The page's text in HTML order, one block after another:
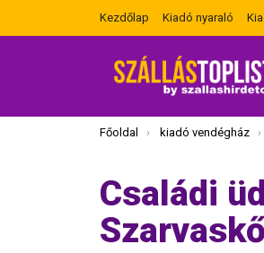
Kezdőlap Kiadó nyaraló
Itt vagy most:
Főoldal kiadó vendégház
Családi